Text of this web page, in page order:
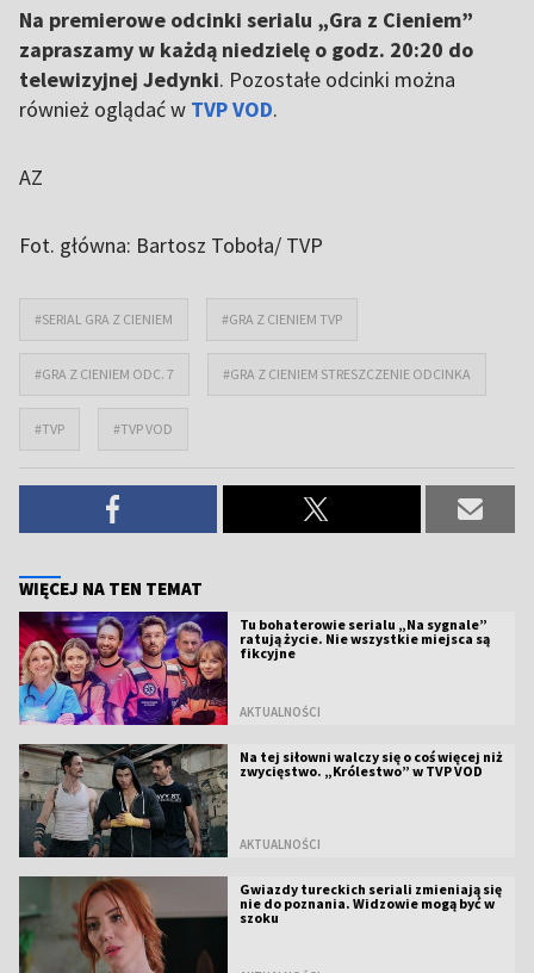
Na premierowe odcinki serialu „Gra z Cieniem”
zapraszamy w każdą niedzielę o godz. 20:20 do
telewizyjnej Jedynki. Pozostałe odcinki można
również oglądać w TVP VOD.
AZ
Fot. główna: Bartosz Toboła/ TVP
#SERIAL GRA Z CIENIEM #GRA Z CIENIEM TVP
#GRA Z CIENIEM ODC. 7 #GRA Z CIENIEM STRESZCZENIE ODCINKA
#TVP #TVP VOD
WIĘCEJ NA TEN TEMAT
Tu bohaterowie serialu „Na sygnale”
ratują życie. Nie wszystkie miejsca są
fikcyjne
AKTUALNOŚCI
Na tej siłowni walczy się o coś więcej niż
zwycięstwo. „Królestwo” w TVP VOD
AKTUALNOŚCI
Gwiazdy tureckich seriali zmieniają się
nie do poznania. Widzowie mogą być w
szoku